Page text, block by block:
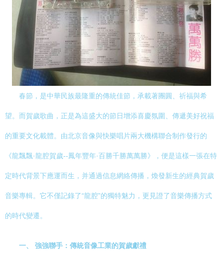
春節，是中華民族最隆重的傳統佳節，承載著團圓、祈福與希
望。而賀歲歌曲，正是為這盛大的節日增添喜慶氛圍、傳遞美好祝福
的重要文化載體。由北京音像與快樂唱片兩大機構聯合制作發行的
《龍飄飄·龍腔賀歲--鳳年豐年·百勝千勝萬萬勝》，便是這樣一張在特
定時代背景下應運而生，并通過信息網絡傳播，煥發新生的經典賀歲
音樂專輯。它不僅記錄了“龍腔”的獨特魅力，更見證了音樂傳播方式
的時代變遷。
一、 強強聯手：傳統音像工業的賀歲獻禮